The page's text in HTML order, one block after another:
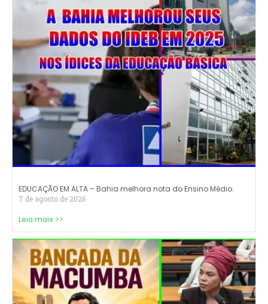
EDUCAÇÃO EM ALTA – Bahia melhora nota do Ensino Médio.
7 de agosto de 2026
Leia mais >>